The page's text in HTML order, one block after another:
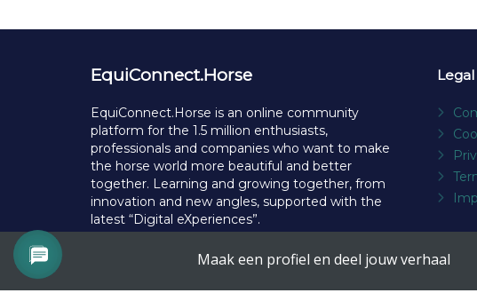
EquiConnect.Horse
EquiConnect.Horse is an online community
platform for the 1.5 million enthusiasts,
professionals and companies who want to make
the horse world more beautiful and better
together. Learning and growing together, from
innovation and new angles, supported with the
latest “Digital eXperiences”.
Legal